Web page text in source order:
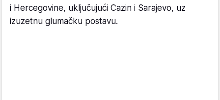
i Hercegovine, uključujući Cazin i Sarajevo, uz
izuzetnu glumačku postavu.